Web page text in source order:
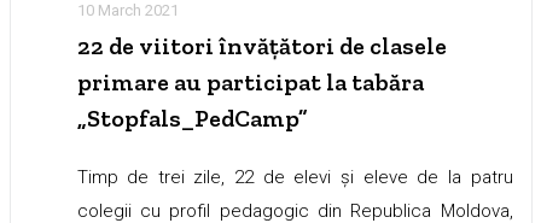
10 March 2021
22 de viitori învățători de clasele
primare au participat la tabăra
„Stopfals_PedCamp”
Timp de trei zile, 22 de elevi și eleve de la patru
colegii cu profil pedagogic din Republica Moldova,